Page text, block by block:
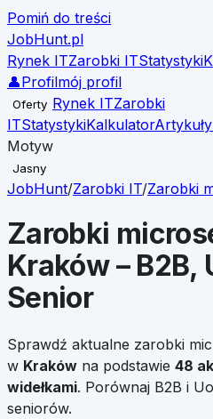
Pomiń do treści
JobHunt.pl
Rynek ITZarobki ITStatystyki
👤Profilmój profil
Oferty Rynek ITZarobki
ITStatystykiKalkulatorArtykuły
Motyw
Jasny
JobHunt/Zarobki IT/Zarobki
Zarobki
Kraków– B2B,
Senior
Sprawdź aktualne zarobki
w Kraków na podstawie 48
widełkami. Porównaj B2B i
seniorów.